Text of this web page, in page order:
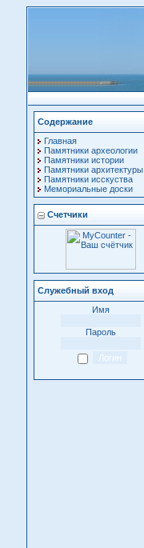
Содержание
Главная
Памятники археологии
Памятники истории
Памятники архитектуры
Памятники исскуства
Мемориальные доски
Счетчики
Служебный вход
Имя
Пароль